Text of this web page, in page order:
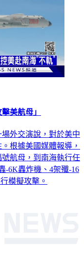
美航母」
外交演說，對於美中
根據美國媒體報導，
航母，到南海執行任
-6K轟炸機、4架殲-16
模擬攻擊。